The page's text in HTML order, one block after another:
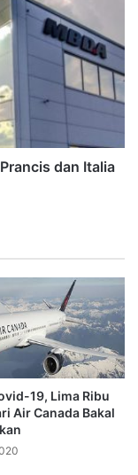
dan Italia
19, Lima Ribu
Air Canada Bakal